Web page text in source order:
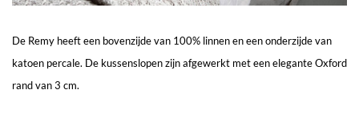
De Remy heeft een bovenzijde van 100% linnen en een onderzijde van
katoen percale. De kussenslopen zijn afgewerkt met een elegante Oxford
rand van 3 cm.